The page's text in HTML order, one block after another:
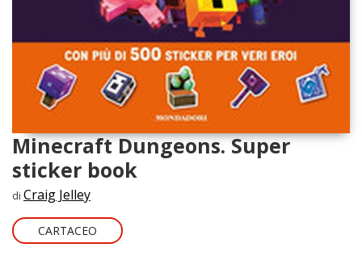
Minecraft Dungeons. Super
sticker book
di Craig Jelley
CARTACEO